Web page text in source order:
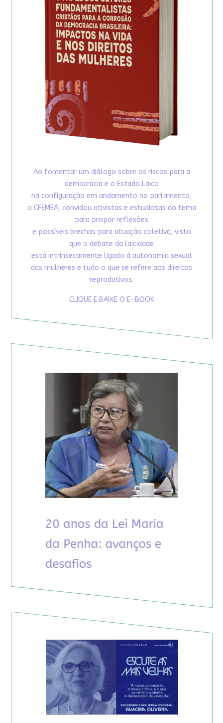
Ao fomentar um diálogo sobre os riscos para a
democracia e o Estado Laico
na configuração em andamento no parlamento,
o CFEMEA, convidou ativistas e estudiosas do tema
para propor reflexões
e possíveis brechas para atuação coletiva, visto
que o debate da laicidade
está intrinsecamente ligado à autonomia sexual
das mulheres e tudo o que se refere aos direitos
reprodutivos.
CLIQUE E BAIXE O E-BOOK